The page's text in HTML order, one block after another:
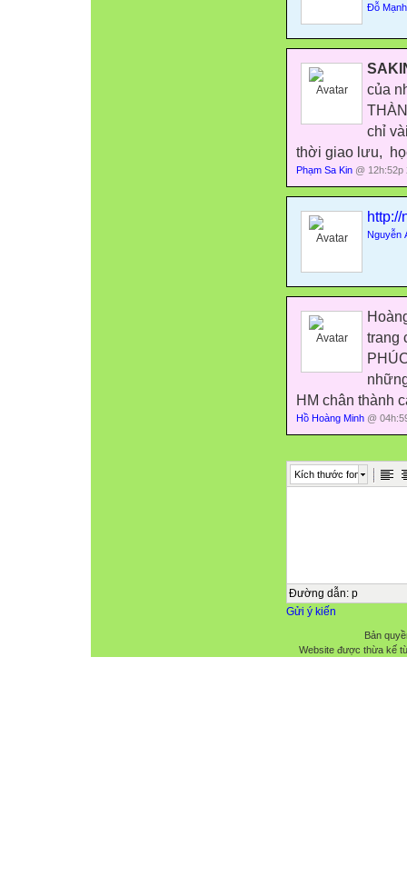
Đỗ
của
chỉ
thời giao lưu,
Phạm Sa Kin @ 12h:52p
Nguyễn
trang
HM chân thành
Hồ Hoàng Minh @
Kích thước font
Đường dẫn: p
Gửi ý kiến
Bản
Website được thừa kế